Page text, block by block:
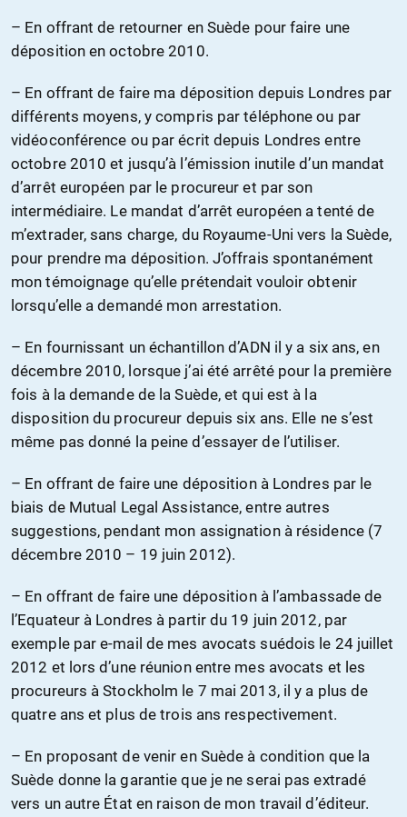
– En offrant de retourner en Suède pour faire une
déposition en octobre 2010.
– En offrant de faire ma déposition depuis Londres par
différents moyens, y compris par téléphone ou par
vidéoconférence ou par écrit depuis Londres entre
octobre 2010 et jusqu’à l’émission inutile d’un mandat
d’arrêt européen par le procureur et par son
intermédiaire. Le mandat d’arrêt européen a tenté de
m’extrader, sans charge, du Royaume-Uni vers la Suède,
pour prendre ma déposition. J’offrais spontanément
mon témoignage qu’elle prétendait vouloir obtenir
lorsqu’elle a demandé mon arrestation.
– En fournissant un échantillon d’ADN il y a six ans, en
décembre 2010, lorsque j’ai été arrêté pour la première
fois à la demande de la Suède, et qui est à la
disposition du procureur depuis six ans. Elle ne s’est
même pas donné la peine d’essayer de l’utiliser.
– En offrant de faire une déposition à Londres par le
biais de Mutual Legal Assistance, entre autres
suggestions, pendant mon assignation à résidence (7
décembre 2010 – 19 juin 2012).
– En offrant de faire une déposition à l’ambassade de
l’Equateur à Londres à partir du 19 juin 2012, par
exemple par e-mail de mes avocats suédois le 24 juillet
2012 et lors d’une réunion entre mes avocats et les
procureurs à Stockholm le 7 mai 2013, il y a plus de
quatre ans et plus de trois ans respectivement.
– En proposant de venir en Suède à condition que la
Suède donne la garantie que je ne serai pas extradé
vers un autre État en raison de mon travail d’éditeur.